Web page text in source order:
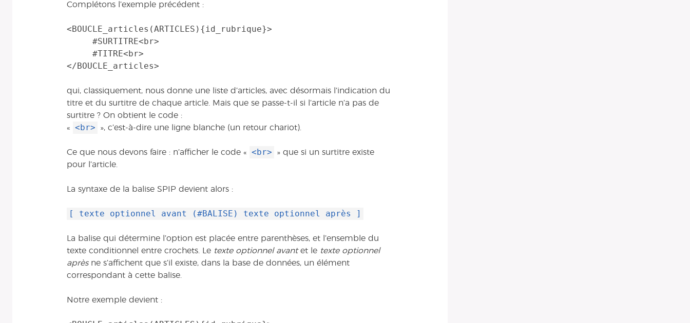
Complétons l’exemple précédent :
<BOUCLE_articles(ARTICLES){id_rubrique}>
qui, classiquement, nous donne une liste d’articles, avec désormais l’indication du
titre et du surtitre de chaque article. Mais que se passe-t-il si l’article n’a pas de
surtitre ? On obtient le code :
«
<br> », c’est-à-dire une ligne blanche (un retour chariot).
Ce que nous devons faire : n’afficher le code « <br>
» que si un surtitre existe
pour l’article.
La syntaxe de la balise SPIP devient alors :
[ texte optionnel avant (#BALISE) texte optionnel après ]
La balise qui détermine l’option est placée entre parenthèses, et l’ensemble du
texte conditionnel entre crochets. Le texte optionnel avantet le texte optionnel
aprèsne s’affichent que s’il existe, dans la base de données, un élément
correspondant à cette balise.
Notre exemple devient :